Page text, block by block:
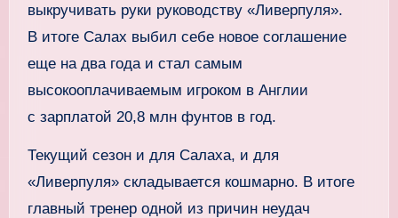
выкручивать руки руководству «Ливерпуля».
В итоге Салах выбил себе новое соглашение
еще на два года и стал самым
высокооплачиваемым игроком в Англии
с зарплатой 20,8 млн фунтов в год.
Текущий сезон и для Салаха, и для
«Ливерпуля» складывается кошмарно. В итоге
главный тренер одной из причин неудач